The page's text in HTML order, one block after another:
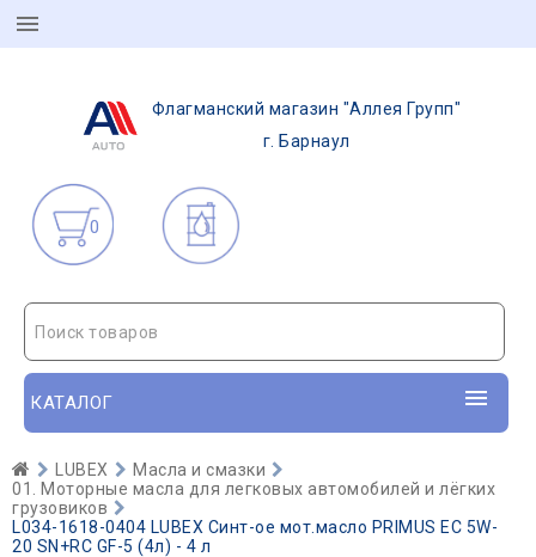
Флагманский магазин "Аллея Групп"
г. Барнаул
0
Поиск товаров
КАТАЛОГ
LUBEX
Масла и смазки
01. Моторные масла для легковых автомобилей и лёгких
грузовиков
L034-1618-0404 LUBEX Синт-ое мот.масло PRIMUS EC 5W-
20 SN+RC GF-5 (4л) - 4 л